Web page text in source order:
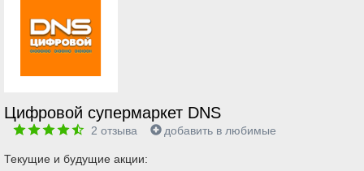
Цифровой супермаркет DNS
2 отзыва добавить в любимые
Текущие и будущие акции: